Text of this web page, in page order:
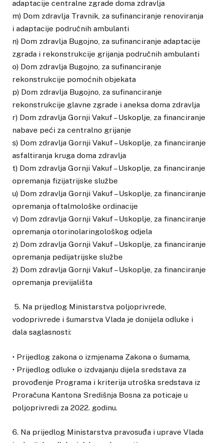
adaptacije centralne zgrade doma zdravlja
m) Dom zdravlja Travnik, za sufinanciranje renoviranja
i adaptacije područnih ambulanti
n) Dom zdravlja Bugojno, za sufinanciranje adaptacije
zgrada i rekonstrukcije grijanja područnih ambulanti
o) Dom zdravlja Bugojno, za sufinanciranje
rekonstrukcije pomoćnih objekata
p) Dom zdravlja Bugojno, za sufinanciranje
rekonstrukcije glavne zgrade i aneksa doma zdravlja
r) Dom zdravlja Gornji Vakuf – Uskoplje, za financiranje
nabave peći za centralno grijanje
s) Dom zdravlja Gornji Vakuf – Uskoplje, za financiranje
asfaltiranja kruga doma zdravlja
t) Dom zdravlja Gornji Vakuf – Uskoplje, za financiranje
opremanja fizijatrijske službe
u) Dom zdravlja Gornji Vakuf – Uskoplje, za financiranje
opremanja oftalmološke ordinacije
v) Dom zdravlja Gornji Vakuf – Uskoplje, za financiranje
opremanja otorinolaringološkog odjela
z) Dom zdravlja Gornji Vakuf – Uskoplje, za financiranje
opremanja pedijatrijske službe
ž) Dom zdravlja Gornji Vakuf – Uskoplje, za financiranje
opremanja previjališta
5. Na prijedlog Ministarstva poljoprivrede,
vodoprivrede i šumarstva Vlada je donijela odluke i
dala saglasnosti:
• Prijedlog zakona o izmjenama Zakona o šumama,
• Prijedlog odluke o izdvajanju dijela sredstava za
provođenje Programa i kriterija utroška sredstava iz
Proračuna Kantona Središnja Bosna za poticaje u
poljoprivredi za 2022. godinu.
6. Na prijedlog Ministarstva pravosuđa i uprave Vlada